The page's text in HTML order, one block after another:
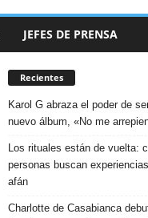
JEFES DE PRENSA
Recientes
Karol G abraza el poder de
nuevo álbum, «No me
Los rituales están de vuelta:
personas buscan
afán
Charlotte de Casabianca